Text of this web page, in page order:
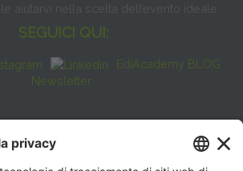
aiutarvi nella scelta dell’evento ideale
SEGUICI QUI:
EdiAcademy BLOG
Newsletter
FAQ